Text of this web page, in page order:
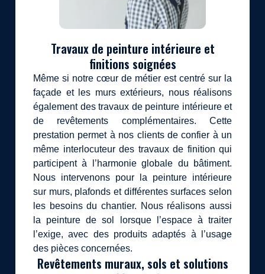
Travaux de peinture intérieure et
finitions soignées
Même si notre cœur de métier est centré sur la
façade et les murs extérieurs, nous réalisons
également des travaux de peinture intérieure et
de revêtements complémentaires. Cette
prestation permet à nos clients de confier à un
même interlocuteur des travaux de finition qui
participent à l’harmonie globale du bâtiment.
Nous intervenons pour la peinture intérieure
sur murs, plafonds et différentes surfaces selon
les besoins du chantier. Nous réalisons aussi
la peinture de sol lorsque l’espace à traiter
l’exige, avec des produits adaptés à l’usage
des pièces concernées.
Revêtements muraux, sols et solutions